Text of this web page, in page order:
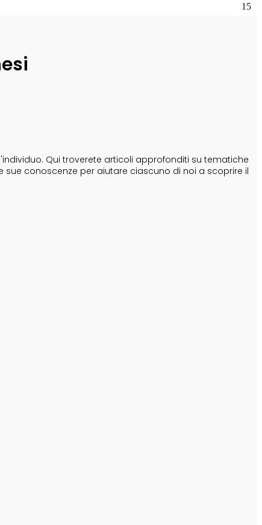
15
Qui troverete articoli approfonditi su tematiche
sue conoscenze per aiutare ciascuno di noi a scoprire il